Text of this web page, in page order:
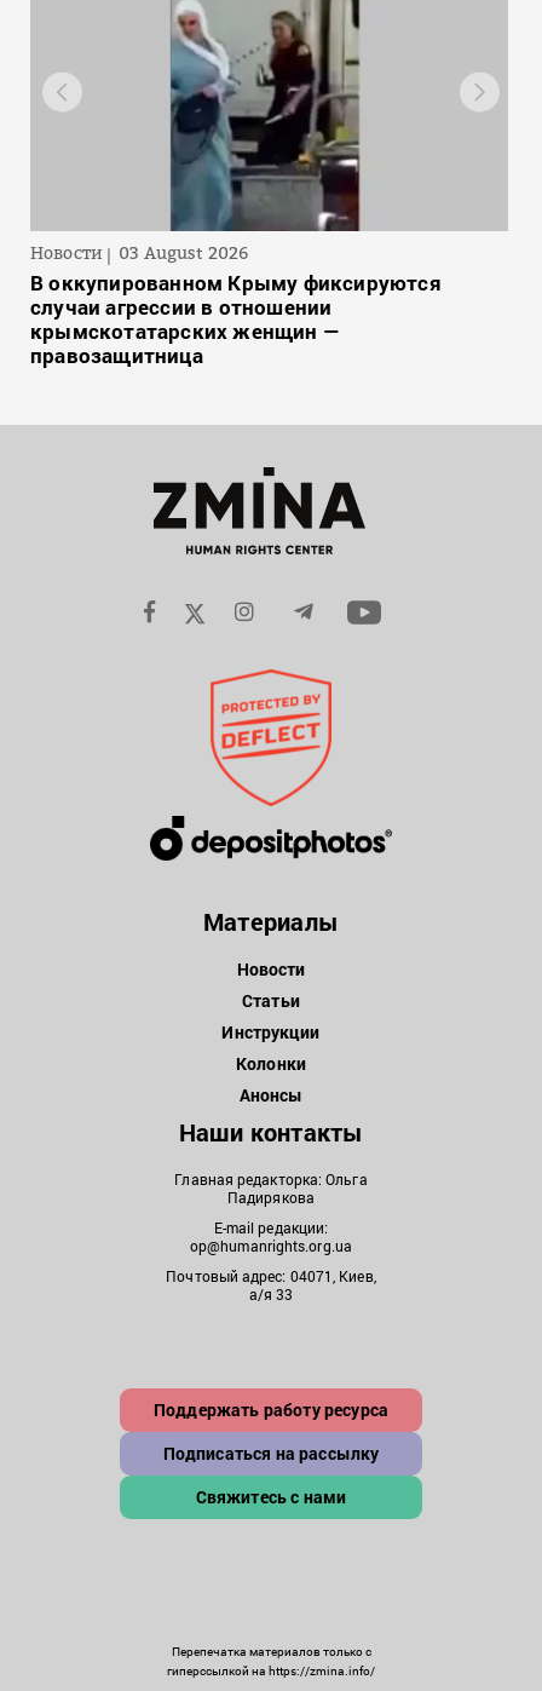
Новости 03 August 2026
В оккупированном Крыму фиксируются
случаи агрессии в отношении
крымскотатарских женщин —
правозащитница
Материалы
Новости
Статьи
Инструкции
Колонки
Анонсы
Наши контакты
Главная редакторка: Ольга
Падирякова
E-mail редакции:
op@humanrights.org.ua
Почтовый адрес: 04071, Киев,
а/я 33
Поддержать работу ресурса
Подписаться на рассылку
Свяжитесь с нами
Перепечатка материалов только с
гиперссылкой на https://zmina.info/